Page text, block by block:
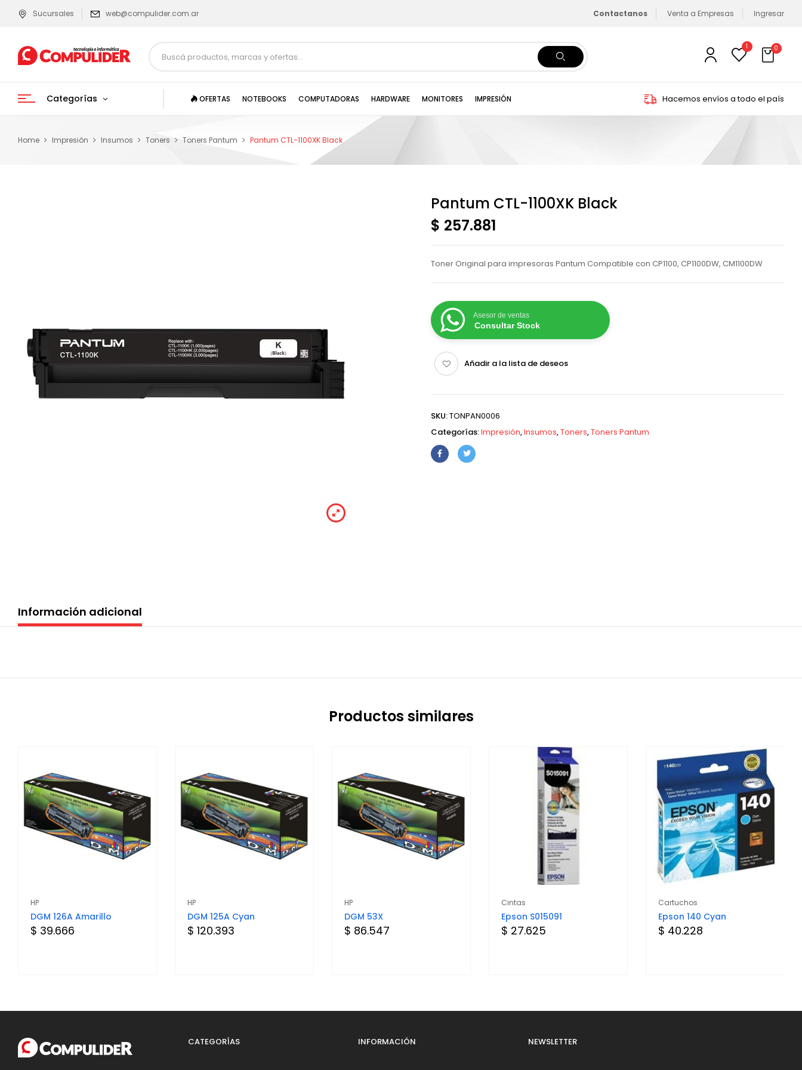
Sucursales web@compulider.com.ar Contactanos Venta a Empresas Ingresar
1 0
Categorías OFERTAS NOTEBOOKS COMPUTADORAS HARDWARE MONITORES IMPRESIÓN Hacemos envíos a todo el país
Home Impresión Insumos Toners Toners Pantum Pantum CTL-1100XK Black
Pantum CTL-1100XK Black
$ 257.881
Toner Original para impresoras Pantum Compatible con CP1100, CP1100DW, CM1100DW
Asesor de ventas
Consultar Stock
Añadir a la lista de deseos
SKU:TONPAN0006
Categorías:Impresión,Insumos,Toners,Toners Pantum
Información adicional
Productos similares
HP
DGM 126A Amarillo
$ 39.666
HP
DGM 125A Cyan
$ 120.393
HP
DGM 53X
$ 86.547
Cintas
Epson S015091
$ 27.625
Cartuchos
Epson 140 Cyan
$ 40.228
CATEGORÍAS INFORMACIÓN NEWSLETTER